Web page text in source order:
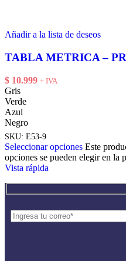
Añadir a la lista de deseos
TABLA METRICA –
$ 10.999 + IVA
Gris
Verde
Azul
Negro
SKU: E53-9
Seleccionar opciones Este
opciones se pueden elegir en la
Vista rápida